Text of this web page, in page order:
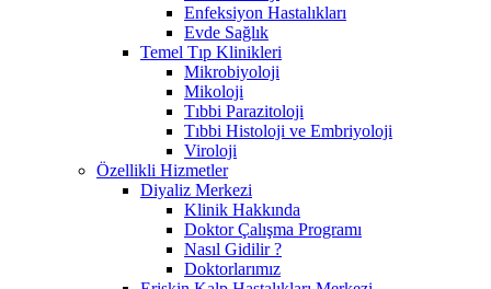
Enfeksiyon Hastalıkları
Evde Sağlık
Temel Tıp Klinikleri
Mikrobiyoloji
Mikoloji
Tıbbi Parazitoloji
Tıbbi Histoloji ve Embriyoloji
Viroloji
Özellikli Hizmetler
Diyaliz Merkezi
Klinik Hakkında
Doktor Çalışma Programı
Nasıl Gidilir ?
Doktorlarımız